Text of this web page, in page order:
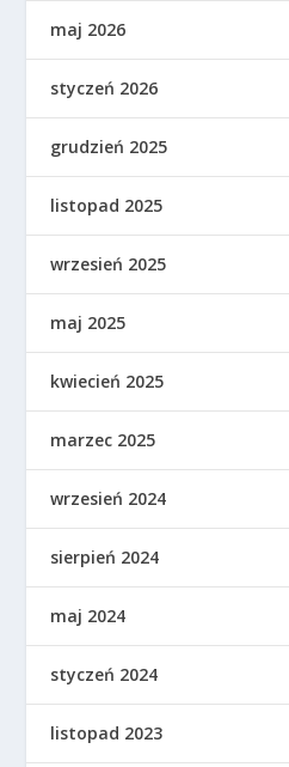
maj 2026
styczeń 2026
grudzień 2025
listopad 2025
wrzesień 2025
maj 2025
kwiecień 2025
marzec 2025
wrzesień 2024
sierpień 2024
maj 2024
styczeń 2024
listopad 2023